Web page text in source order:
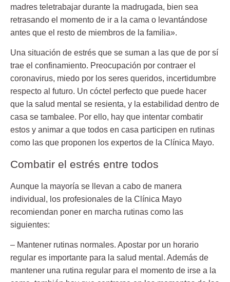
madres teletrabajar durante la madrugada, bien sea
retrasando el momento de ir a la cama o levantándose
antes que el resto de miembros de la familia».
Una situación de estrés que se suman a las que de por sí
trae el confinamiento. Preocupación por contraer el
coronavirus, miedo por los seres queridos, incertidumbre
respecto al futuro. Un cóctel perfecto que puede hacer
que la salud mental se resienta, y la estabilidad dentro de
casa se tambalee. Por ello, hay que intentar combatir
estos y animar a que todos en casa participen en rutinas
como las que proponen los expertos de la Clínica Mayo.
Combatir el estrés entre todos
Aunque la mayoría se llevan a cabo de manera
individual, los profesionales de la Clínica Mayo
recomiendan poner en marcha rutinas como las
siguientes:
– Mantener rutinas normales. Apostar por un horario
regular es importante para la salud mental. Además de
mantener una rutina regular para el momento de irse a la